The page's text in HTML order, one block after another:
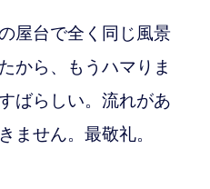
屋台で全く同じ風景
から、もうハマりま
ばらしい。流れがあ
ません。最敬礼。